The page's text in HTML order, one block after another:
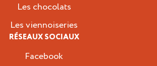
Les chocolats
Les viennoiseries
RÉSEAUX SOCIAUX
Facebook